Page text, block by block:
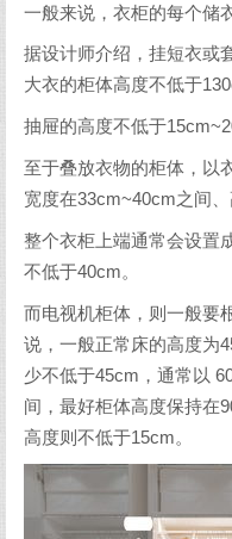
一般来说，衣柜的每个储
据设计师介绍，挂短衣或
大衣的柜体高度不低于
抽屉的高度不低于
至于叠放衣物的柜体，以
宽度在33cm~40cm之间
整个衣柜上端通常会设置
不低于40cm。
而电视机柜体，则一般要
说，一般正常床的高度为
少不低于45cm，通常以
间，最好柜体高度保持在
高度则不低于15cm。